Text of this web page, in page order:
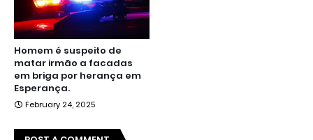
Homem é suspeito de
matar irmão a facadas
em briga por herança em
Esperança.
February 24, 2025